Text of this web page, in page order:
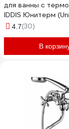
для ванны с
IDDIS Юнитерм
UNISB02i74WA
4.7(30)
В